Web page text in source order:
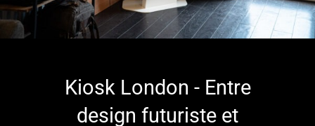
Kiosk London - Entre
design futuriste et